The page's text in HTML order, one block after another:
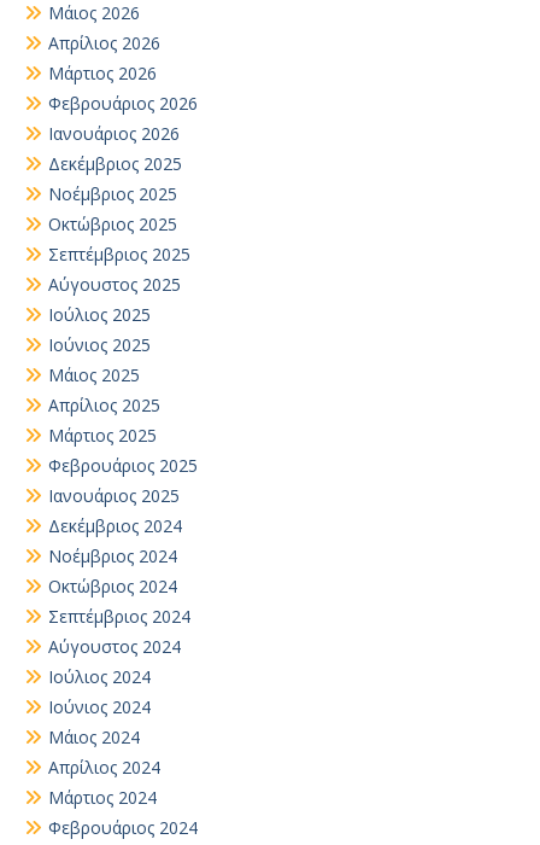
Μάιος 2026
Απρίλιος 2026
Μάρτιος 2026
Φεβρουάριος 2026
Ιανουάριος 2026
Δεκέμβριος 2025
Νοέμβριος 2025
Οκτώβριος 2025
Σεπτέμβριος 2025
Αύγουστος 2025
Ιούλιος 2025
Ιούνιος 2025
Μάιος 2025
Απρίλιος 2025
Μάρτιος 2025
Φεβρουάριος 2025
Ιανουάριος 2025
Δεκέμβριος 2024
Νοέμβριος 2024
Οκτώβριος 2024
Σεπτέμβριος 2024
Αύγουστος 2024
Ιούλιος 2024
Ιούνιος 2024
Μάιος 2024
Απρίλιος 2024
Μάρτιος 2024
Φεβρουάριος 2024